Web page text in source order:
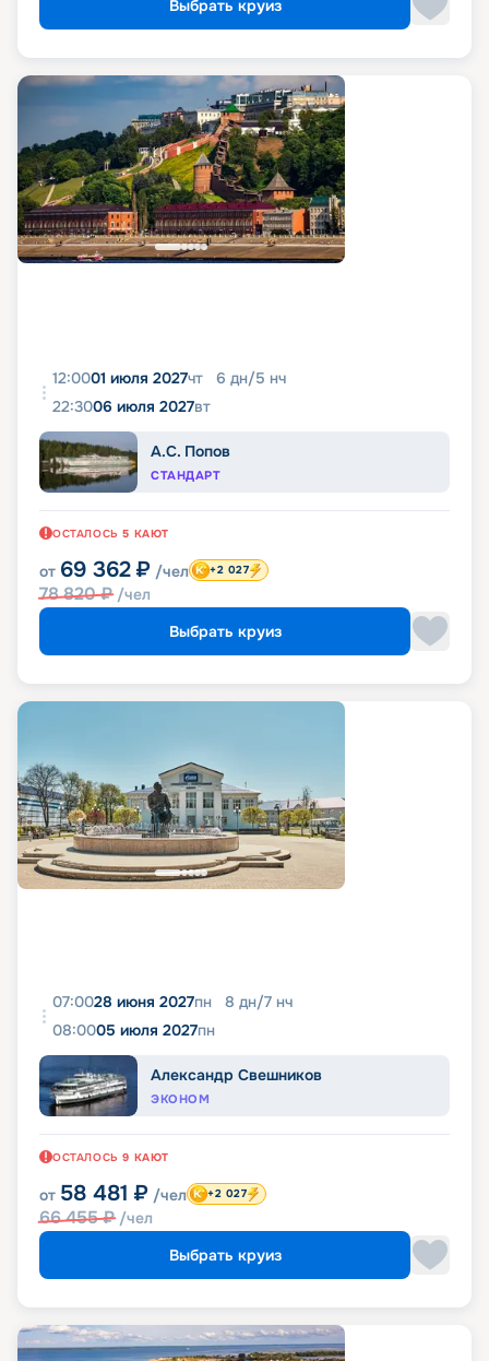
Выбрать круиз
12:0001 июля 2027чт 6 дн/5 нч
22:3006 июля 2027вт
А.С. Попов
СТАНДАРТ
ОСТАЛОСЬ 5 КАЮТ
от 69 362 ₽ /чел
78 820₽ /чел
+2 027
Выбрать круиз
07:0028 июня 2027пн 8 дн/7 нч
08:0005 июля 2027пн
Александр Свешников
ЭКОНОМ
ОСТАЛОСЬ 9 КАЮТ
от 58 481 ₽ /чел
66 455₽ /чел
+2 027
Выбрать круиз